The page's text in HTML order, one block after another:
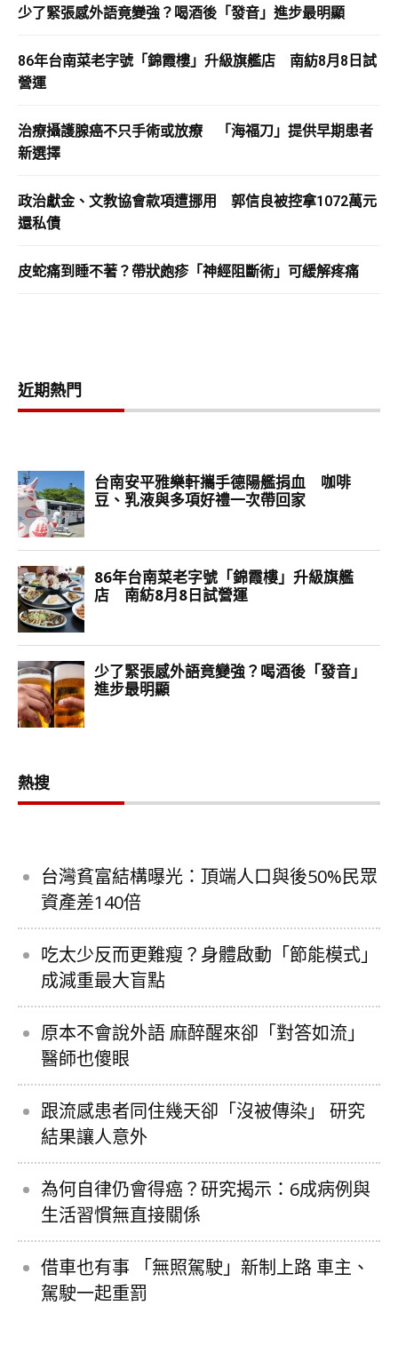
少了緊張感外語竟變強？喝酒後「發音」進步最明顯
86年台南菜老字號「錦霞樓」升級旗艦店 南紡8月8日試
營運
治療攝護腺癌不只手術或放療 「海福刀」提供早期患者
新選擇
政治獻金、文教協會款項遭挪用 郭信良被控拿1072萬元
還私債
皮蛇痛到睡不著？帶狀皰疹「神經阻斷術」可緩解疼痛
近期熱門
熱搜
台灣貧富結構曝光：頂端人口與後50%民眾
資產差140倍
吃太少反而更難瘦？身體啟動「節能模式」
成減重最大盲點
原本不會說外語 麻醉醒來卻「對答如流」
醫師也傻眼
跟流感患者同住幾天卻「沒被傳染」 研究
結果讓人意外
為何自律仍會得癌？研究揭示：6成病例與
生活習慣無直接關係
借車也有事 「無照駕駛」新制上路 車主、
駕駛一起重罰